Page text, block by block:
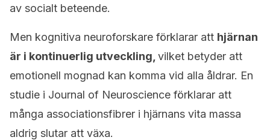
av socialt beteende.
Men kognitiva neuroforskare förklarar att hjärnan
är i kontinuerlig utveckling, vilket betyder att
emotionell mognad kan komma vid alla åldrar. En
studie i Journal of Neuroscience förklarar att
många associationsfibrer i hjärnans vita massa
aldrig slutar att växa.